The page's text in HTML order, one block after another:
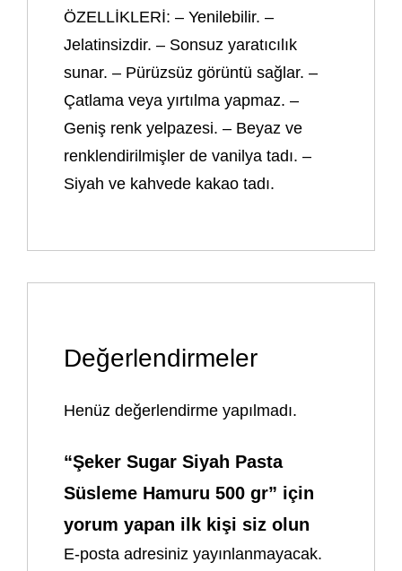
ÖZELLİKLERİ: – Yenilebilir. –
Jelatinsizdir. – Sonsuz yaratıcılık
sunar. – Pürüzsüz görüntü sağlar. –
Çatlama veya yırtılma yapmaz. –
Geniş renk yelpazesi. – Beyaz ve
renklendirilmişler de vanilya tadı. –
Siyah ve kahvede kakao tadı.
Değerlendirmeler
Henüz değerlendirme yapılmadı.
“Şeker Sugar Siyah Pasta
Süsleme Hamuru 500 gr” için
yorum yapan ilk kişi siz olun
E-posta adresiniz yayınlanmayacak.